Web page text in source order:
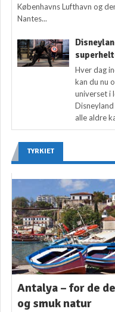
Københavns Lufthavn og
Nantes...
Hver dag
kan du nu
universet i
alle aldre
TYRKIET
Antalya – for de
og smuk natur